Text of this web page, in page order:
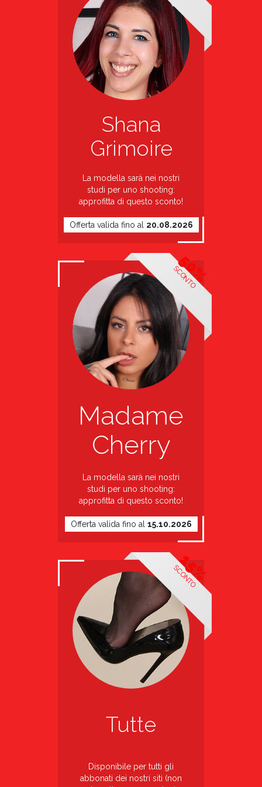
Shana
Grimoire
La modella sarà nei nostri
studi per uno shooting:
approfitta di questo sconto!
Offerta valida fino al 20.08.2026
50%
SCONTO
Madame
Cherry
La modella sarà nei nostri
studi per uno shooting:
approfitta di questo sconto!
Offerta valida fino al 15.10.2026
15%
SCONTO
Tutte
Disponibile per tutti gli
abbonati dei nostri siti (non